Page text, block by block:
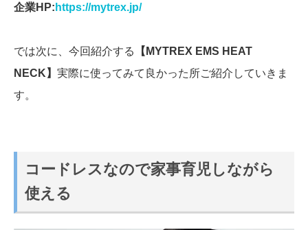
企業HP: https://mytrex.jp/
では次に、今回紹介する
【MYTREX EMS HEAT
NECK】 実際に使ってみて良かった所ご紹介していきま
す。
コードレスなので家事育児しながら
使える